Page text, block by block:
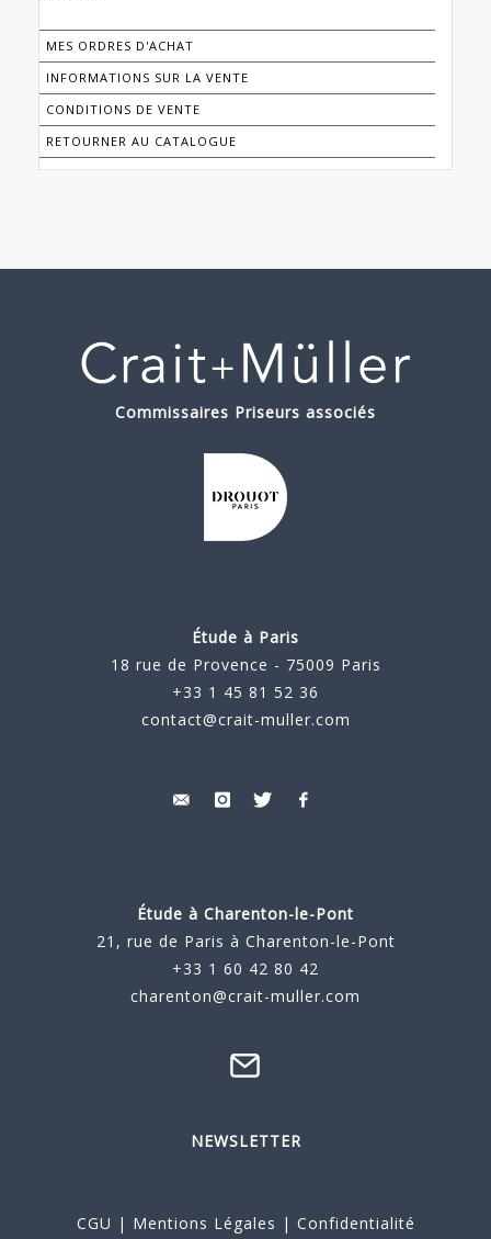
MES ORDRES D'ACHAT
INFORMATIONS SUR LA VENTE
CONDITIONS DE VENTE
RETOURNER AU CATALOGUE
Commissaires Priseurs associés
Étude à Paris
18 rue de Provence - 75009 Paris
+33 1 45 81 52 36
contact@crait-muller.com
Étude à Charenton-le-Pont
21, rue de Paris à Charenton-le-Pont
+33 1 60 42 80 42
charenton@crait-muller.com
NEWSLETTER
CGU | Mentions Légales | Confidentialité